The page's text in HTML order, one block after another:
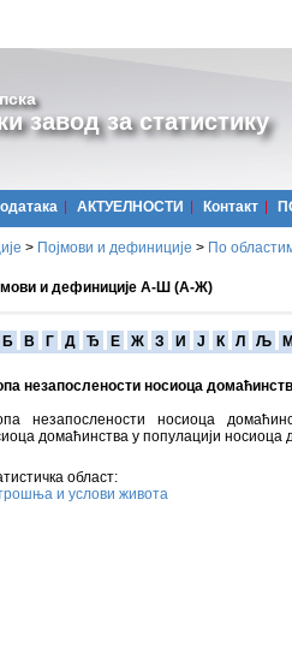
завод за статистику
АКТУЕЛНОСТИ Контакт
> Појмови и дефиниције > По
и дефиниције А-Ш (А-Ж)
Б В Г Д Ђ Е Ж З И Ј К Л Љ М
незапослености носиоца
незапослености носиоца
домаћинства у популацији носиоца
област:
и услови живота